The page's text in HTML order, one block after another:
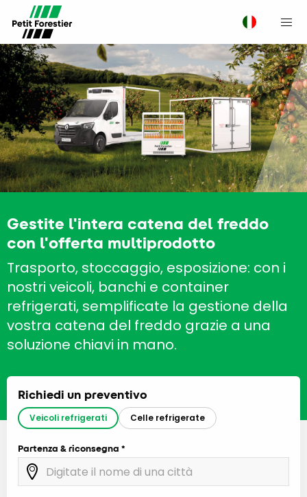
Gestite l'intera catena del freddo
con l'offerta multiprodotto
Trasporto, stoccaggio, esposizione: con i
nostri veicoli, banchi e container
refrigerati, semplificate la gestione della
vostra catena del freddo grazie a una
soluzione chiavi in mano.
Richiedi un preventivo
Veicoli refrigerati Celle refrigerate
Partenza & riconsegna